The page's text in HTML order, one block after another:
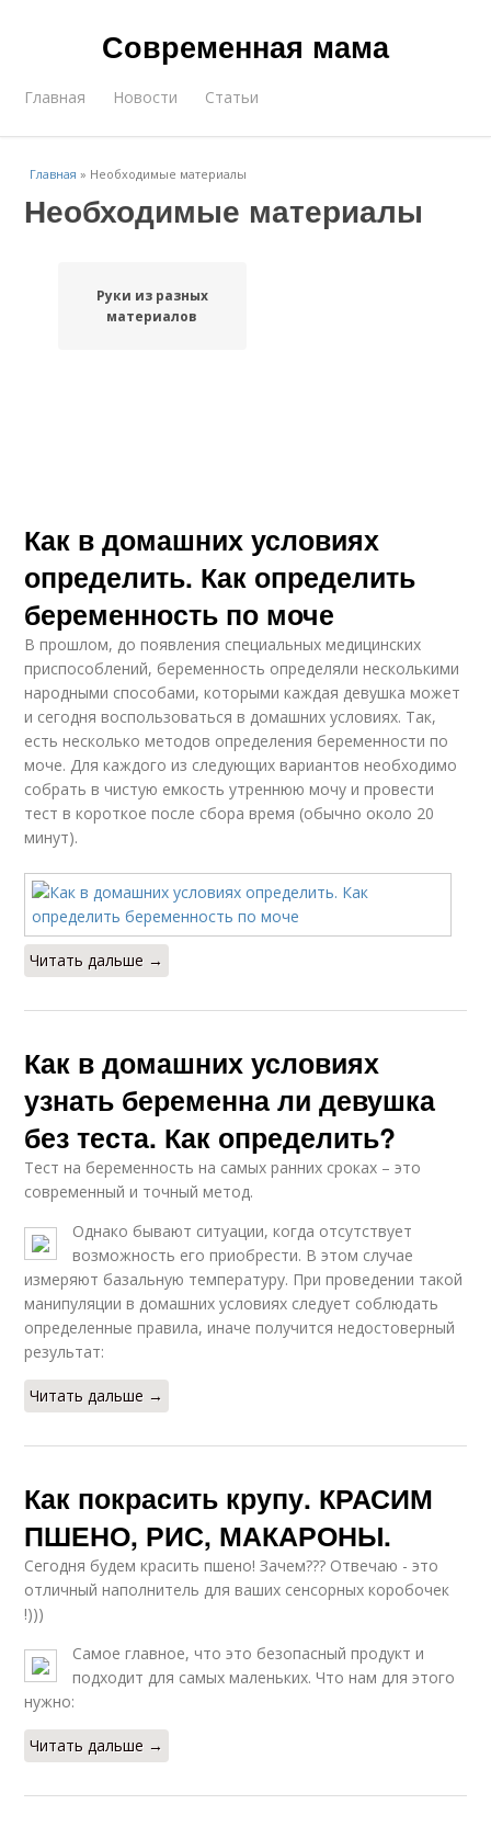
Современная мама
Главная Новости Статьи
Главная » Необходимые материалы
Необходимые материалы
Руки из разных
материалов
Как в домашних условиях
определить. Как определить
беременность по моче
В прошлом, до появления специальных медицинских
приспособлений, беременность определяли несколькими
народными способами, которыми каждая девушка может
и сегодня воспользоваться в домашних условиях. Так,
есть несколько методов определения беременности по
моче. Для каждого из следующих вариантов необходимо
собрать в чистую емкость утреннюю мочу и провести
тест в короткое после сбора время (обычно около 20
минут).
Читать дальше →
Как в домашних условиях
узнать беременна ли девушка
без теста. Как определить?
Тест на беременность на самых ранних сроках – это
современный и точный метод.
Однако бывают ситуации, когда отсутствует
возможность его приобрести. В этом случае
измеряют базальную температуру. При проведении такой
манипуляции в домашних условиях следует соблюдать
определенные правила, иначе получится недостоверный
результат:
Читать дальше →
Как покрасить крупу. КРАСИМ
ПШЕНО, РИС, МАКАРОНЫ.
Сегодня будем красить пшено! Зачем??? Отвечаю - это
отличный наполнитель для ваших сенсорных коробочек
!)))
Самое главное, что это безопасный продукт и
подходит для самых маленьких. Что нам для этого
нужно:
Читать дальше →